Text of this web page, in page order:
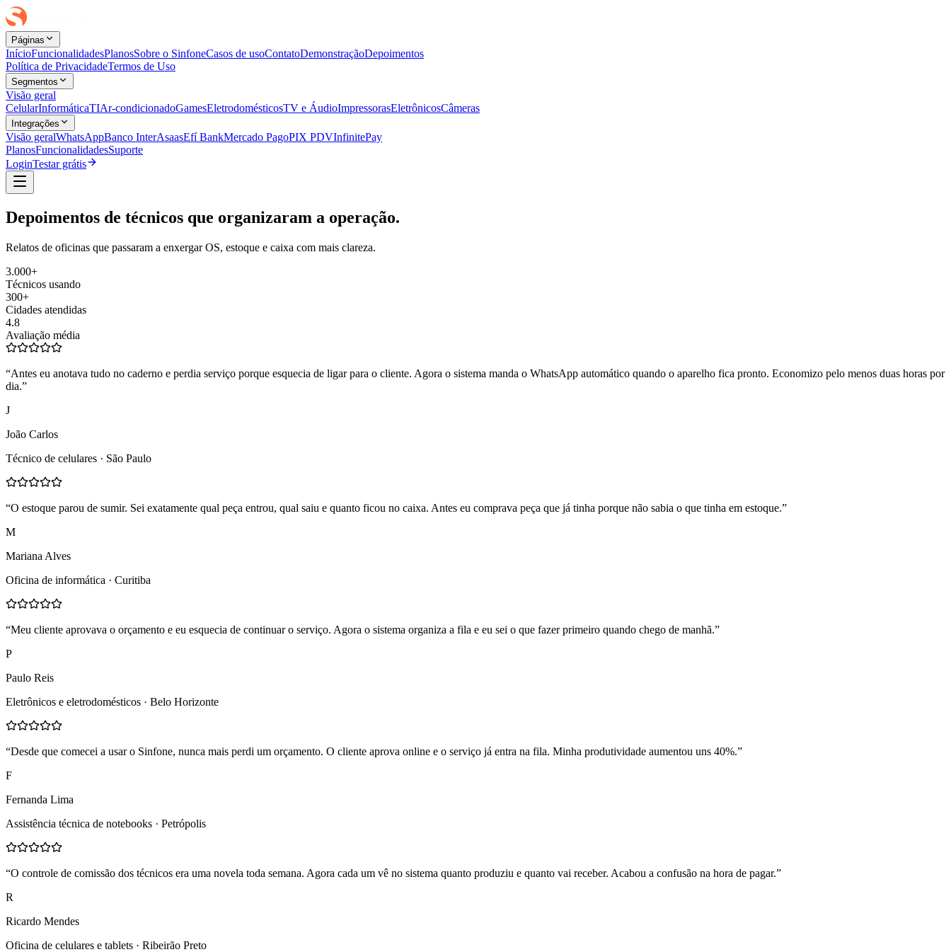
Páginas
InícioFuncionalidadesPlanosSobre o SinfoneCasos de usoContatoDemonstraçãoDepoimentos
Política de PrivacidadeTermos de Uso
Segmentos
Visão geral
CelularInformáticaTIAr-condicionadoGamesEletrodomésticosTV e ÁudioImpressorasEletrônicosCâmeras
Integrações
Visão geralWhatsAppBanco InterAsaasEfí BankMercado PagoPIX PDVInfinitePay
PlanosFuncionalidadesSuporte
LoginTestar grátis
Depoimentos de técnicos que organizaram a operação.
Relatos de oficinas que passaram a enxergar OS, estoque e caixa com mais clareza.
3.000+
Técnicos usando
300+
Cidades atendidas
4.8
Avaliação média
“Antes eu anotava tudo no caderno e perdia serviço porque esquecia de ligar para o cliente. Agora o sistema manda o WhatsApp automático quando o aparelho fica pronto. Economizo pelo menos duas horas por
dia.”
J
João Carlos
Técnico de celulares · São Paulo
“O estoque parou de sumir. Sei exatamente qual peça entrou, qual saiu e quanto ficou no caixa. Antes eu comprava peça que já tinha porque não sabia o que tinha em estoque.”
M
Mariana Alves
Oficina de informática · Curitiba
“Meu cliente aprovava o orçamento e eu esquecia de continuar o serviço. Agora o sistema organiza a fila e eu sei o que fazer primeiro quando chego de manhã.”
P
Paulo Reis
Eletrônicos e eletrodomésticos · Belo Horizonte
“Desde que comecei a usar o Sinfone, nunca mais perdi um orçamento. O cliente aprova online e o serviço já entra na fila. Minha produtividade aumentou uns 40%.”
F
Fernanda Lima
Assistência técnica de notebooks · Petrópolis
“O controle de comissão dos técnicos era uma novela toda semana. Agora cada um vê no sistema quanto produziu e quanto vai receber. Acabou a confusão na hora de pagar.”
R
Ricardo Mendes
Oficina de celulares e tablets · Ribeirão Preto